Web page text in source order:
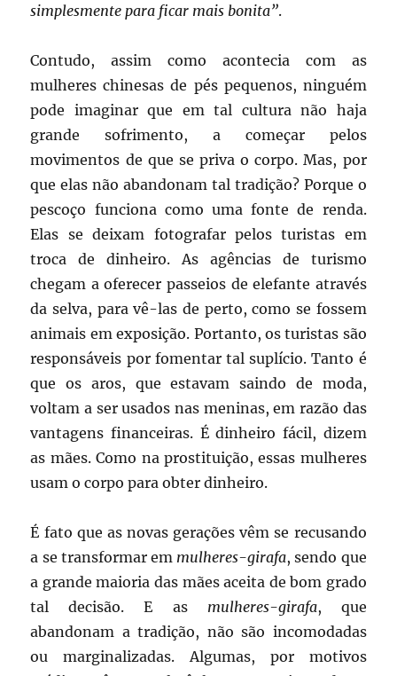
simplesmente para ficar mais bonita”.
Contudo, assim como acontecia com as
mulheres chinesas de pés pequenos, ninguém
pode imaginar que em tal cultura não haja
grande sofrimento, a começar pelos
movimentos de que se priva o corpo. Mas, por
que elas não abandonam tal tradição? Porque o
pescoço funciona como uma fonte de renda.
Elas se deixam fotografar pelos turistas em
troca de dinheiro. As agências de turismo
chegam a oferecer passeios de elefante através
da selva, para vê-las de perto, como se fossem
animais em exposição. Portanto, os turistas são
responsáveis por fomentar tal suplício. Tanto é
que os aros, que estavam saindo de moda,
voltam a ser usados nas meninas, em razão das
vantagens financeiras. É dinheiro fácil, dizem
as mães. Como na prostituição, essas mulheres
usam o corpo para obter dinheiro.
É fato que as novas gerações vêm se recusando
a se transformar em mulheres-girafa, sendo que
a grande maioria das mães aceita de bom grado
tal decisão. E as mulheres-girafa, que
abandonam a tradição, não são incomodadas
ou marginalizadas. Algumas, por motivos